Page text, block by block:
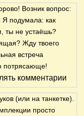
Возник вопрос:
Я подумала: как
ты не устаёшь?
Жду твоего
встреча
потрясающе!
комментарии
(или на танкетке).
просто